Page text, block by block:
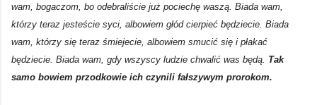
wam, bogaczom, bo odebraliście już pociechę waszą. Biada wam,
którzy teraz jesteście syci, albowiem głód cierpieć będziecie. Biada
wam, którzy się teraz śmiejecie, albowiem smucić się i płakać
będziecie. Biada wam, gdy wszyscy ludzie chwalić was będą. Tak
samo bowiem przodkowie ich czynili fałszywym prorokom.